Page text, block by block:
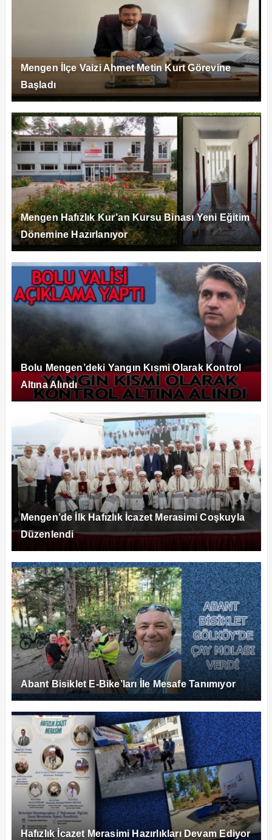
Mengen İlçe Vaizi Ahmet Metin Kurt Görevine
Başladı
Mengen Hafızlık Kur’an Kursu Binası Yeni Eğitim
Dönemine Hazırlanıyor
Bolu Mengen’deki Yangın Kısmi Olarak Kontrol
Altına Alındı
Mengen’de İlk Hafızlık İcazet Merasimi Coşkuyla
Düzenlendi
Abant Bisiklet E-Bike’ları İle Mesafe Tanımıyor
Hafızlık İcazet Merasimi Hazırlıkları Devam Ediyor